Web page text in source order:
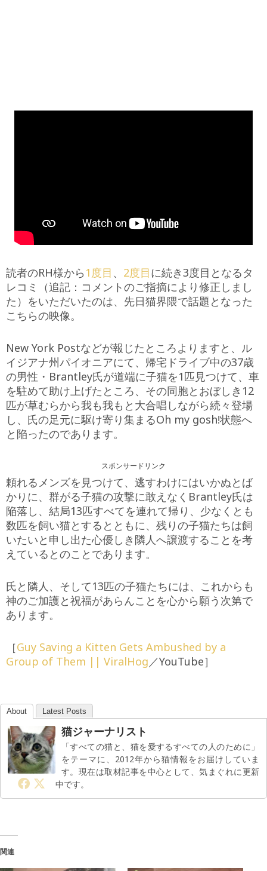
読者のRH様から 1度目 、 2度目に続き3度目となるタ
レコミ（追記：コメントのご指摘により修正しまし
た）をいただいたのは、先日猫界隈で話題となった
こちらの映像。
New York Postなどが報じたところよりますと、ル
イジアナ州パイオニアにて、帰宅ドライブ中の37歳
の男性・Brantley氏が道端に子猫を1匹見つけて、車
を駐めて助け上げたところ、その同胞とおぼしき12
匹が草むらから我も我もと大合唱しながら続々登場
し、氏の足元に駆け寄り集まるOh my gosh!状態へ
と陥ったのであります。
スポンサードリンク
頼れるメンズを見つけて、逃すわけにはいかぬとば
かりに、群がる子猫の攻撃に敢えなくBrantley氏は
陥落し、結局13匹すべてを連れて帰り、少なくとも
数匹を飼い猫とするとともに、残りの子猫たちは飼
いたいと申し出た心優しき隣人へ譲渡することを考
えているとのことであります。
氏と隣人、そして13匹の子猫たちには、これからも
神のご加護と祝福があらんことを心から願う次第で
あります。
［Guy Saving a Kitten Gets Ambushed by a
Group of Them || ViralHog／YouTube］
About Latest Posts
猫ジャーナリスト
「すべての猫と、猫を愛するすべての人のために」
をテーマに、2012年から猫情報をお届けしていま
す。現在は取材記事を中心として、気まぐれに更新
中です。
関連